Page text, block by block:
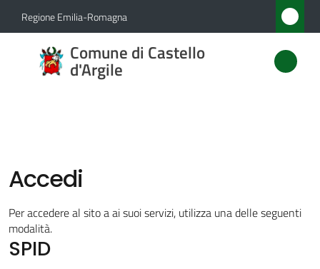
Vai al contenuto
Vai alla navigazione
Vai al footer
Regione Emilia-Romagna
Comune di Castello
d'Argile
Comune
di
Amministrazione
Novità
Servizi
Accedi
Per accedere al sito a ai suoi servizi, utilizza una delle seguenti
modalità.
SPID